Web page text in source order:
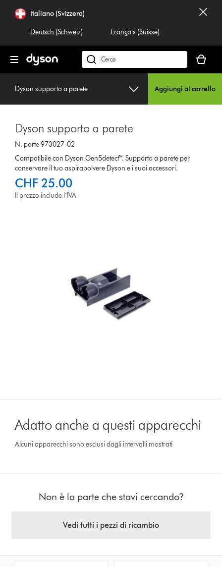
navigazioneItaliano (Svizzera)
Deutsch (Schweiz) Français (Suisse)
Cerca
su
dyson.ch
carrello
è
Dyson supporto a parete Aggiungi al carrello
Dyson supporto a parete
N. parte 973027-02
Compatibile con Dyson Gen5detect™. Supporto a parete per
conservare il tuo aspirapolvere Dyson e i suoi accessori.
CHF 25.00
Il prezzo include l’IVA
Adatto anche a questi apparecchi
Alcuni apparecchi sono esclusi dagli intervalli mostrati
Non è la parte che stavi cercando?
Vedi tutti i pezzi di ricambio